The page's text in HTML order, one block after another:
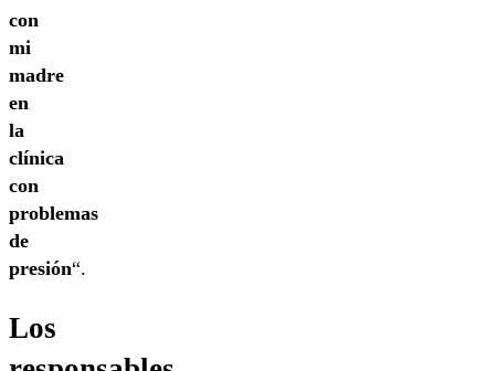
con
mi
madre
en
la
clínica
con
problemas
de
presión“.
Los